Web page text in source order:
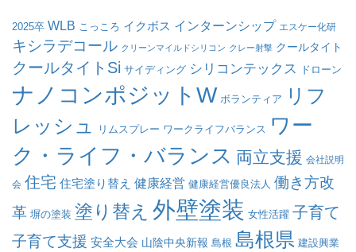
2025卒 WLB こっころ イクボス インターンシップ エスケー化研
キシラデコール クリーンマイルドシリコン クレー射撃 クールタイト
クールタイトSi サイディング シリコンテックス ドローン
ナノコンポジットW ボランティア
リフ
レッシュ
リムスプレー ワークライフバランス ワー
ク・ライフ・バランス 両立支援 会社説明
会 住宅 住宅塗り替え 健康経営 健康経営優良法人 働き方改
革 塀の塗装 塗り替え 外壁塗装 女性活躍 子育て
子育て支援 安全大会 山陰中央新報 島根 島根県 建設興業